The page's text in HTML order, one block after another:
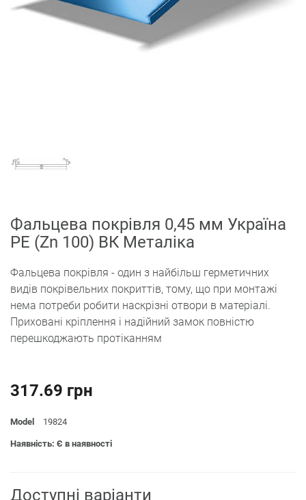
Фальцева покрівля 0,45 мм Україна
PE (Zn 100) ВК Металіка
Фальцева покрівля - один з найбільш герметичних
видів покрівельних покриттів, тому, що при монтажі
нема потреби робити наскрізні отвори в матеріалі.
Приховані кріплення і надійний замок повністю
перешкоджають протіканням
317.69 грн
Model 19824
Наявність: Є в наявності
Доступні варіанти